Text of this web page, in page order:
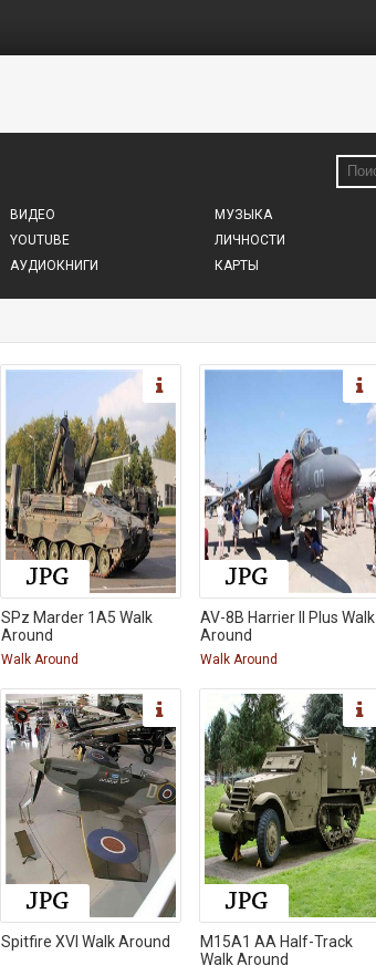
ВИДЕО
YOUTUBE
АУДИОКНИГИ
МУЗЫКА
ЛИЧНОСТИ
КАРТЫ
SPz Marder 1A5 Walk
Around
Walk Around
AV-8B Harrier II Plus Walk
Around
Walk Around
Spitfire XVI Walk Around
M15A1 AA Half-Track
Walk Around